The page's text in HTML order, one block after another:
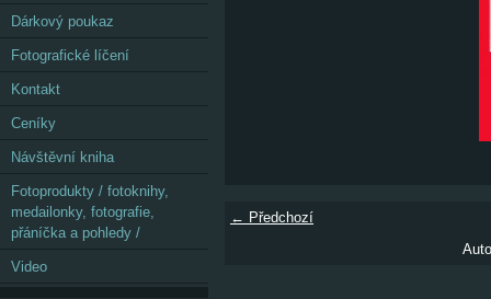
← Předchozí
Dárkový poukaz
Fotografické líčení
Kontakt
Ceníky
Návštěvní kniha
Fotoprodukty / fotoknihy,
medailonky, fotografie,
přáníčka a pohledy /
Video